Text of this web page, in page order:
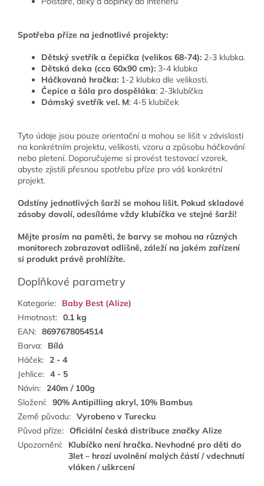
Spotřeba příze na jednotlivé projekty:
Dětský svetřík a čepička (velikos 68-74): 2-3 klubka.
Dětská deka (cca 60x90 cm): 3-4 klubka
Háčkovaná hračka: 1-2 klubka dle velikosti.
Čepice a šála pro dospěláka: 2-3klubíčka
Dámský svetřík vel. M: 4-5 klubíček
Tyto údaje jsou pouze orientační a mohou se lišit v závislosti
na konkrétním projektu, velikosti, vzoru a způsobu háčkování
nebo pletení. Doporučujeme si provést testovací vzorek,
abyste zjistili přesnou spotřebu příze pro váš konkrétní
projekt.
Odstíny jednotlivých šarží se mohou lišit. Pokud skladové
zásoby dovolí, odesíláme vždy klubíčka ve stejné šarži!
Mějte prosím na paměti, že barvy se mohou na různých
monitorech zobrazovat odlišně, záleží na jakém zařízení
si produkt právě prohlížíte.
Doplňkové parametry
Kategorie:
Baby Best (Alize)
Hmotnost: 0.1 kg
EAN: 8697678054514
Barva:
Bílá
Háček: 2 - 4
Jehlice: 4 - 5
Návin: 240m / 100g
Složení: 90% Antipilling akryl, 10% Bambus
Země původu: Vyrobeno v Turecku
Původ příze: Oficiální česká distribuce značky Alize
Upozornění:
Klubíčko není hračka. Nevhodné pro děti do
3let – hrozí uvolnění malých částí / vdechnutí
vláken / uškrcení